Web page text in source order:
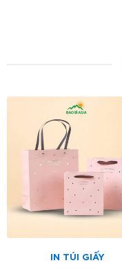
IN TÚI GIẤY